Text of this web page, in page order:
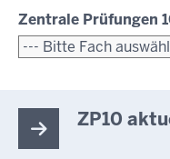
Zentrale Prüfungen
ZP10